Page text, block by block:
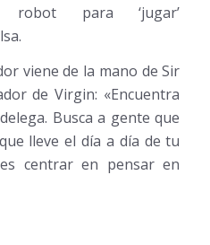
para ‘jugar’
viene de la mano de Sir
de Virgin: «Encuentra
Busca a gente que
lleve el día a día de tu
centrar en pensar en